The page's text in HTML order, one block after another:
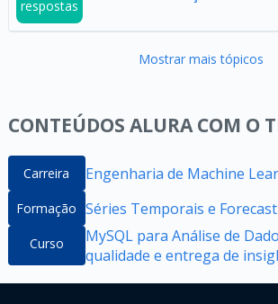
respostas
Mostrar mais tópicos
CONTEÚDOS ALURA COM O
Carreira Engenharia de Machine
Formação Séries Temporais e
Curso
MySQL para Análise de
qualidade e entrega de